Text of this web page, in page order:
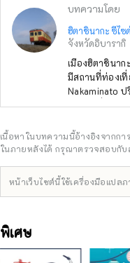
บทความโดย
ฮิตาชินากะ ซีไซ
จังหวัดอิบารากิ
เมืองฮิตาชินา
มีสถานที่ท่องเ
Nakaminato
2 นาทีเพื่อไปยั
ทางออก Park
เนื้อหาในบทความนี้อ้างอิงจากก
ในภายหลังได้ กรุณาตรวจสอบกั
หน้าเว็บไซต์นี้ใช้เครื่องมือแปล
พิเศษ